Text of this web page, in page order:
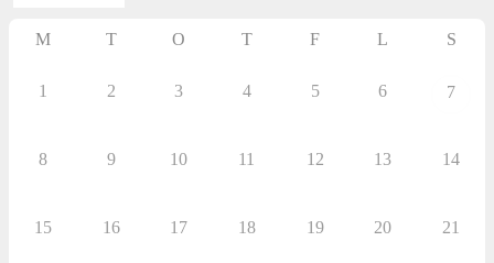
M T O T F L S
1 2 3 4 5 6 7
8 9 10 11 12 13 14
15 16 17 18 19 20 21